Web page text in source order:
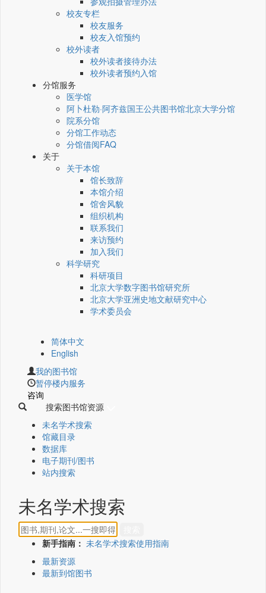
校友专栏
校友服务
校友入馆预约
校外读者
校外读者接待办法
校外读者预约入馆
分馆服务
医学馆
阿卜杜勒·阿齐兹国王公共图书馆北京大学分馆
院系分馆
分馆工作动态
分馆借阅FAQ
关于
关于本馆
馆长致辞
本馆介绍
馆舍风貌
组织机构
联系我们
来访预约
加入我们
科学研究
科研项目
北京大学数字图书馆研究所
北京大学亚洲史地文献研究中心
学术委员会
简体中文
English
我的图书馆
暂停楼内服务
咨询
搜索图书馆资源
未名学术搜索
馆藏目录
数据库
电子期刊/图书
站内搜索
未名学术搜索
新手指南： 未名学术搜索使用指南
最新资源
最新到馆图书